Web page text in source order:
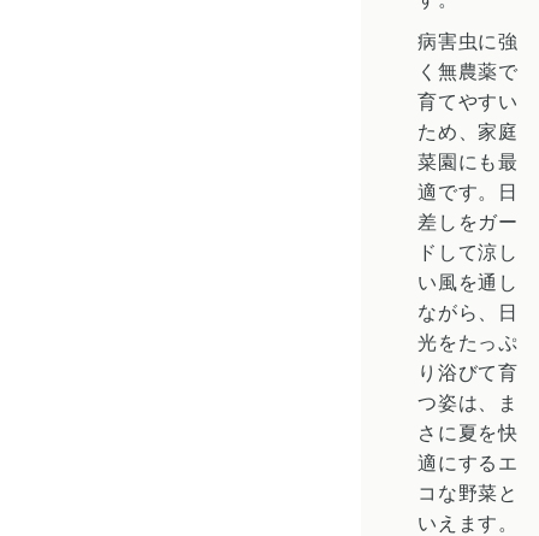
病害虫に強
く無農薬で
育てやすい
ため、家庭
菜園にも最
適です。日
差しをガー
ドして涼し
い風を通し
ながら、日
光をたっぷ
り浴びて育
つ姿は、ま
さに夏を快
適にするエ
コな野菜と
いえます。